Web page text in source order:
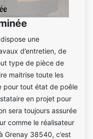
une
d’entretien, de
type de pièce de
maitrise toute les
pour tout état de poêle
en projet pour
sera toujours assurée
comme le réalisateur
Grenay 38540, c’est